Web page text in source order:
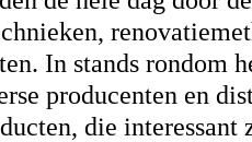
In stands rondom
producenten en
die interessant